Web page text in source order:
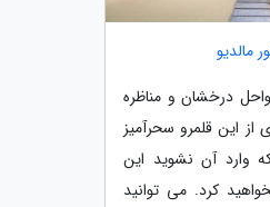
مالدیو
درخشان و مناظره
از این قلمرو سحرآمیز
وارد آن نشوید این
کرد. می توانید